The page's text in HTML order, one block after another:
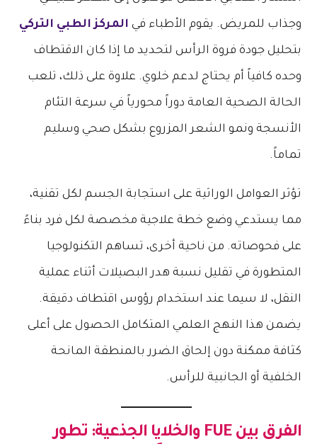
وجذاب للمريض. يقوم الأطباء في المركز الطبي التركي
بتحليل جودة فروة الرأس لتحديد ما إذا كان الاقتطاف
وحده كافياً أم يحتاج لدعم خلوي. علاوة على ذلك، تلعب
الحالة الصحية العامة دوراً محورياً في سرعة التئام
الأنسجة ونمو الشعر المزروع بشكل صحي وسليم
تماماً.
تؤثر العوامل الوراثية على استجابة الجسم لكل تقنية،
مما يستدعي وضع خطة علاجية مخصصة لكل فرد بناءً
على فحوصاته. من ناحية أخرى، تساهم التكنولوجيا
المتطورة في تقليل نسبة هدر البصيلات أثناء عملية
النقل، لا سيما عند استخدام رؤوس اقتطاف دقيقة.
يضمن هذا النهج العلمي المتكامل الحصول على أعلى
كثافة ممكنة دون إلحاق الضرر بالمنطقة المانحة
الخلفية أو الجانبية للرأس.
الفرق بين FUE والخلايا الجذعية
: تطور